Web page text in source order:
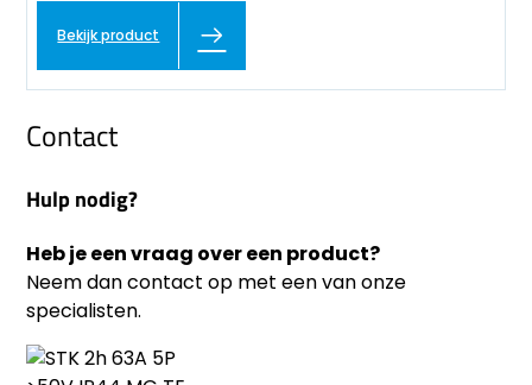
Bekijk product
Contact
Hulp nodig?
Heb je een vraag over een product?
Neem dan contact op met een van onze
specialisten.